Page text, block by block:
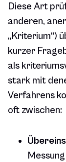
Diese Art
anderen,
„Kriterium“)
kurzer
als
stark mit
Verfahrens
oft zwischen: